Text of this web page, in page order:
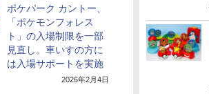
ポケパーク カントー、
「ポケモンフォレス
ト」の入場制限を一部
見直し。車いすの方に
は入場サポートを実施
2026年2月4日